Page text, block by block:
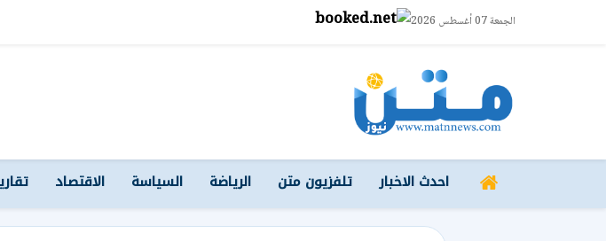
الجمعة 07 أغسطس 2026
احدث الاخبار تلفزيون متن الرياضة السياسة الاقتصاد